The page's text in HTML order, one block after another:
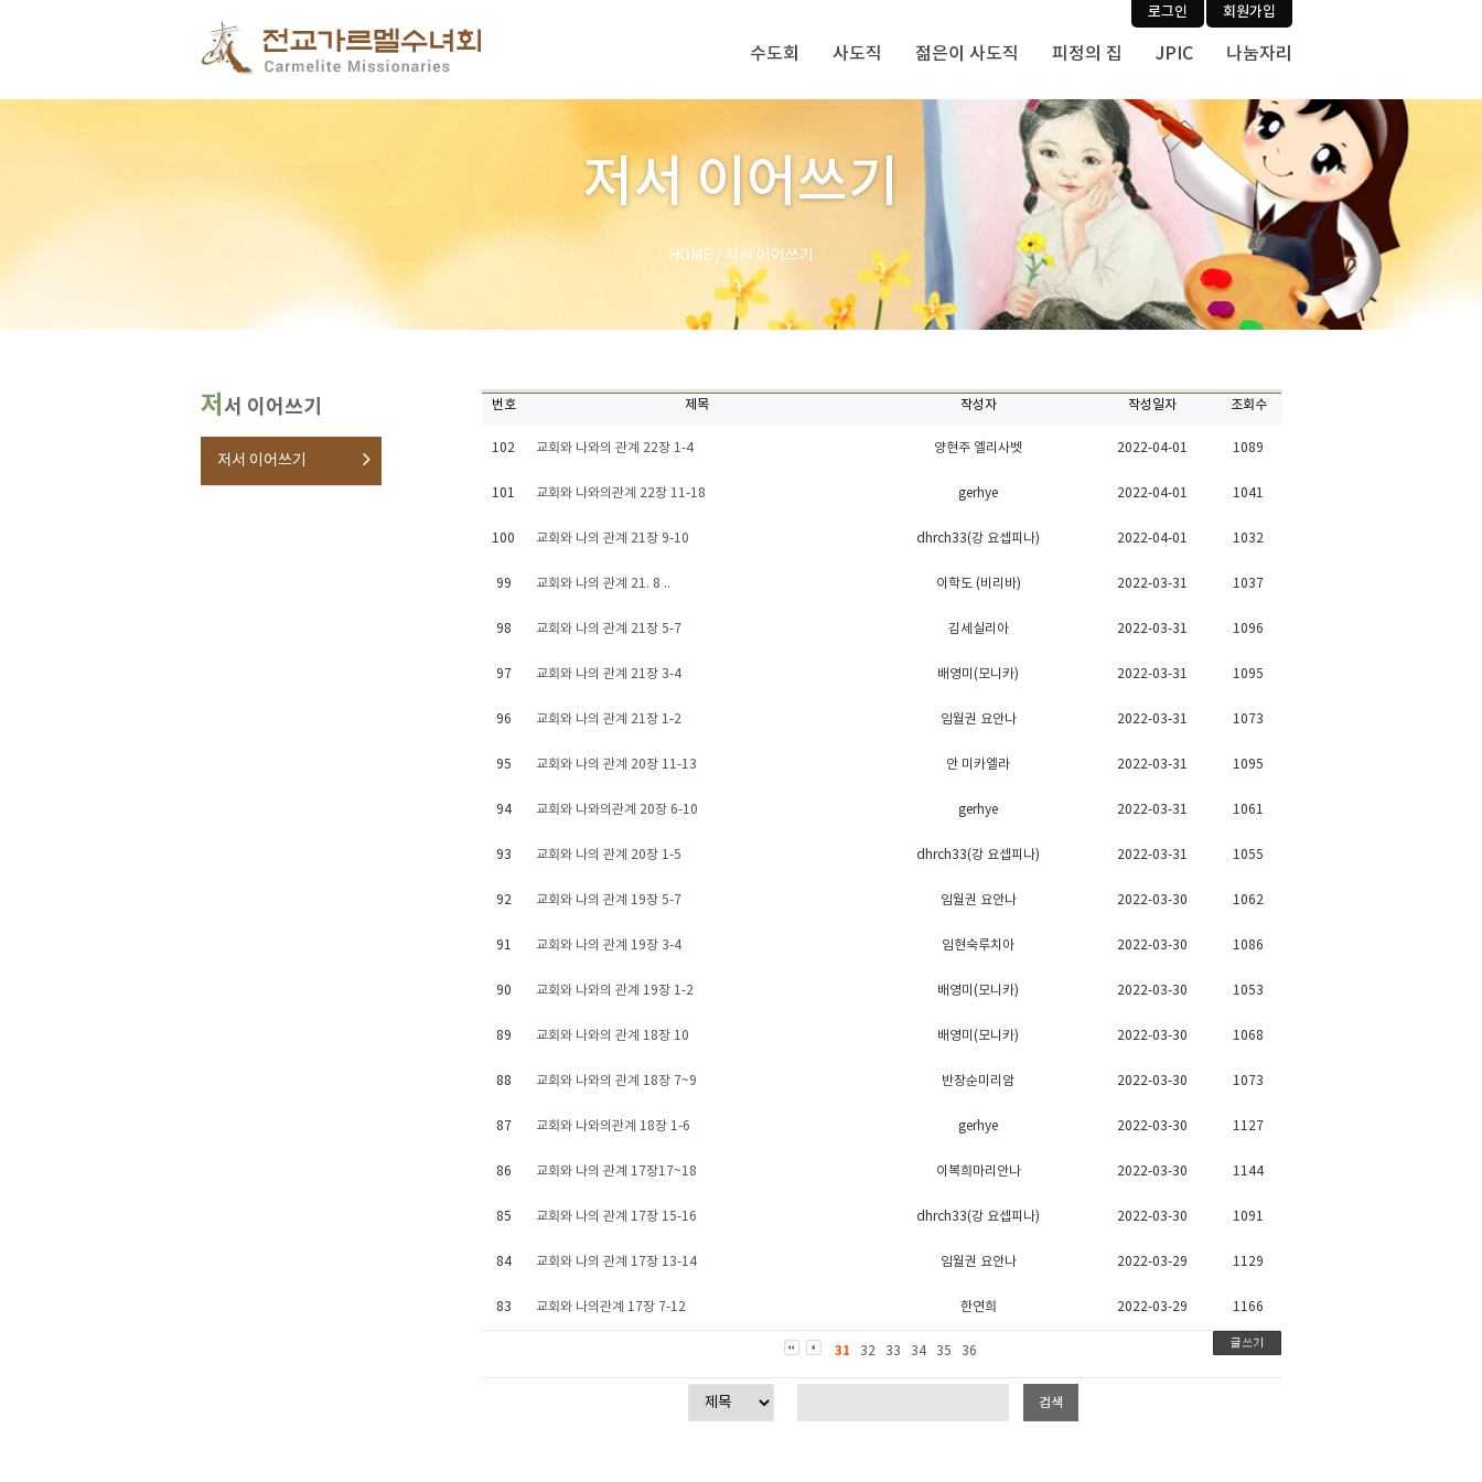
로그인 회원가입
수도회 사도직 젊은이 사도직 피정의 집 JPIC 나눔자리
저서 이어쓰기
HOME / 저서 이어쓰기
저 서 이어쓰기
저서 이어쓰기
번호 제목 작성자 작성일자 조회수
102 교회와 나와의 관계 22장 1-4 양현주 엘리사벳 2022-04-01 1089
101 교회와 나와의관계 22장 11-18 gerhye 2022-04-01 1041
100 교회와 나의 관계 21장 9-10 dhrch33(강 요셉피나) 2022-04-01 1032
99 교회와 나의 관계 21. 8 .. 이학도 (비리바) 2022-03-31 1037
98 교회와 나의 관계 21장 5-7 김세실리아 2022-03-31 1096
97 교회와 나의 관계 21장 3-4 배영미(모니카) 2022-03-31 1095
96 교회와 나의 관계 21장 1-2 임월권 요안나 2022-03-31 1073
95 교회와 나의 관계 20장 11-13 안 미카엘라 2022-03-31 1095
94 교회와 나와의관계 20장 6-10 gerhye 2022-03-31 1061
93 교회와 나의 관계 20장 1-5 dhrch33(강 요셉피나) 2022-03-31 1055
92 교회와 나의 관계 19장 5-7 임월권 요안나 2022-03-30 1062
91 교회와 나의 관계 19장 3-4 임현숙루치아 2022-03-30 1086
90 교회와 나와의 관계 19장 1-2 배영미(모니카) 2022-03-30 1053
89 교회와 나와의 관계 18장 10 배영미(모니카) 2022-03-30 1068
88 교회와 나와의 관계 18장 7~9 반장순미리암 2022-03-30 1073
87 교회와 나와의관계 18장 1-6 gerhye 2022-03-30 1127
86 교회와 나의 관계 17장17~18 이복희마리안나 2022-03-30 1144
85 교회와 나의 관계 17장 15-16 dhrch33(강 요셉피나) 2022-03-30 1091
84 교회와 나의 관계 17장 13-14 임월권 요안나 2022-03-29 1129
83 교회와 나의관계 17장 7-12 한연희 2022-03-29 1166
31 32 33 34 35 36